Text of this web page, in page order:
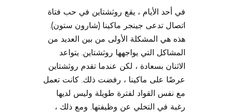
في أحد الأيام ، يقع روثشتاين في حب فتاة
اتصال تدعى جينجر ماكينا (شارون ستون).
هذه هي المشكلة الأولى من بين العديد من
المشاكل التي يواجهها روثشتاين. يتواعد
الاثنان بسعادة ، لكن عندما تقدم روثشتاين
عرضًا على ماكينا ، رفضت ذلك. كانت تعمل
مع نفس القواد لفترة طويلة وليس لديها
رغبة في التخلي عن وظيفتها. ومع ذلك ،